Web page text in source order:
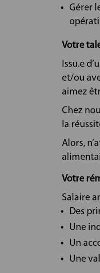
Gérer
Votre
Issu.e
et/ou
aimez
Chez
la
Alors,
Votre
Salaire
Des
Une
Un
Une